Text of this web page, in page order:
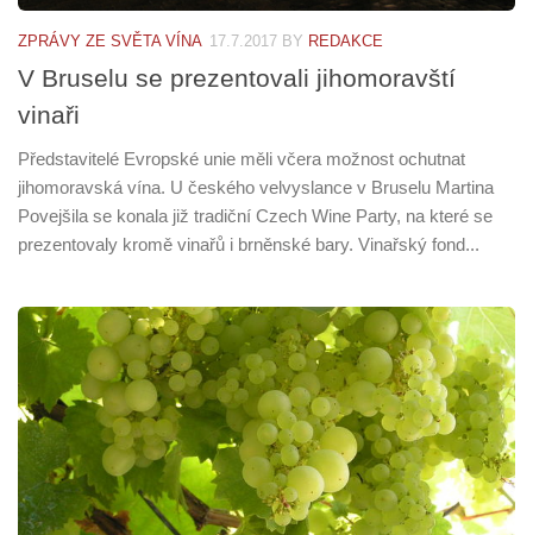
ZPRÁVY ZE SVĚTA VÍNA 17.7.2017 BY REDAKCE
V Bruselu se prezentovali jihomoravští
vinaři
Představitelé Evropské unie měli včera možnost ochutnat
jihomoravská vína. U českého velvyslance v Bruselu Martina
Povejšila se konala již tradiční Czech Wine Party, na které se
prezentovaly kromě vinařů i brněnské bary. Vinařský fond...